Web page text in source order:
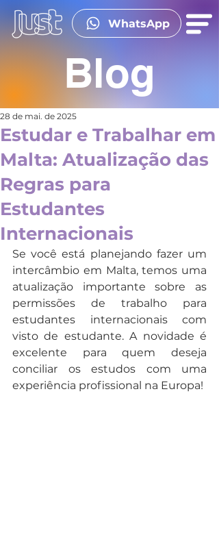
WhatsApp
Blog
Estudar e Trabalhar em
Malta: Atualização das
Regras para
Estudantes
Internacionais
28 de mai. de 2025
Se você está planejando fazer um
intercâmbio em Malta, temos uma
atualização importante sobre as
permissões de trabalho para
estudantes internacionais com
visto de estudante. A novidade é
excelente para quem deseja
conciliar os estudos com uma
experiência profissional na Europa!